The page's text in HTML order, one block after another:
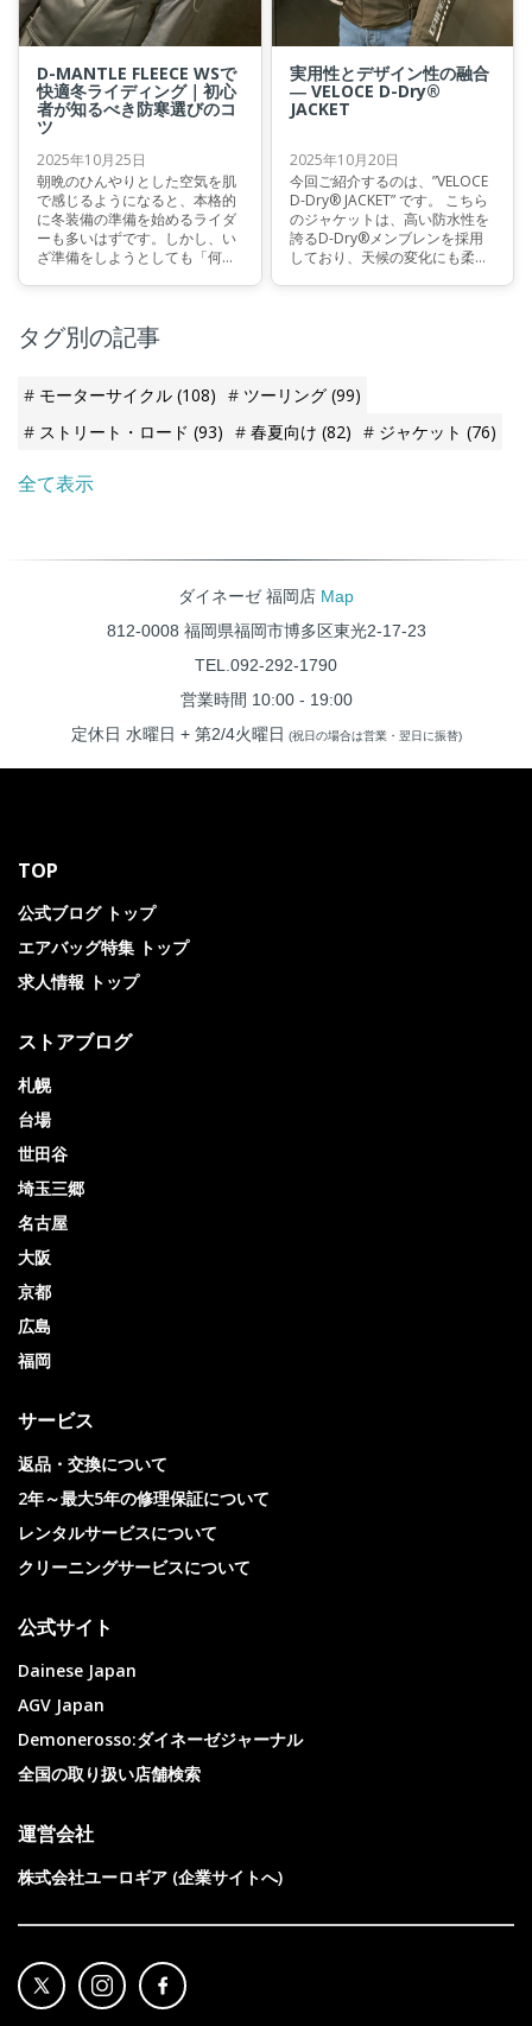
D-MANTLE FLEECE WSで
快適冬ライディング｜初心
者が知るべき防寒選びのコ
ツ
2025年10月25日
朝晩のひんやりとした空気を肌
で感じるようになると、本格的
に冬装備の準備を始めるライダ
ーも多いはずです。しかし、い
ざ準備をしようとしても「何を
か。とくに初心者ライダーにと
っては悩みどころですよね。 今
ー・ダイネーゼがオススメす
る“冬の必須アイテム”と、その
選び方の基本を解説します。
実用性とデザイン性の融合
― VELOCE D-Dry®
JACKET
2025年10月20日
今回ご紹介するのは、”VELOCE
D-Dry® JACKET” です。 こちら
のジャケットは、高い防水性を
誇るD-Dry®メンブレンを採用
しており、天候の変化にも柔軟
タグ別の記事
モーターサイクル (108) ツーリング (99)
ストリート・ロード (93) 春夏向け (82) ジャケット (76)
全て表示
ダイネーゼ 福岡店 Map
812-0008 福岡県福岡市博多区東光2-17-23
TEL.092-292-1790
営業時間 10:00 - 19:00
定休日 水曜日 + 第2/4火曜日 (祝日の場合は営業・翌日に振替)
TOP
公式ブログ トップ
エアバッグ特集 トップ
求人情報 トップ
ストアブログ
札幌
台場
世田谷
埼玉三郷
名古屋
大阪
京都
広島
福岡
サービス
返品・交換について
2年～最大5年の修理保証について
レンタルサービスについて
クリーニングサービスについて
公式サイト
Dainese Japan
AGV Japan
Demonerosso:ダイネーゼジャーナル
全国の取り扱い店舗検索
運営会社
株式会社ユーロギア (企業サイトへ)